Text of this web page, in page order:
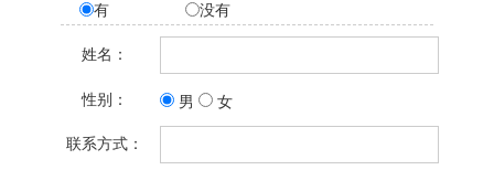
有
没有
姓名：
性别： 男 女
联系方式：